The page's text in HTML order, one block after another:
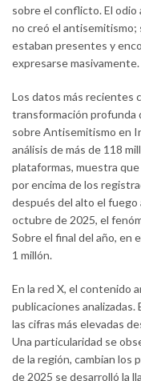
sobre el conflicto. El odio
no creó el antisemitismo;
estaban presentes y
expresarse masivamente.
Los datos más recientes
transformación profunda
sobre Antisemitismo en
análisis de más de 118
plataformas, muestra
por encima de los
después del alto el
octubre de 2025, el
Sobre el final del año, en
1 millón.
En la red X, el contenido
publicaciones analizadas.
las cifras más elevadas
Una particularidad se
de la región, cambian los
de 2025 se desarrolló la